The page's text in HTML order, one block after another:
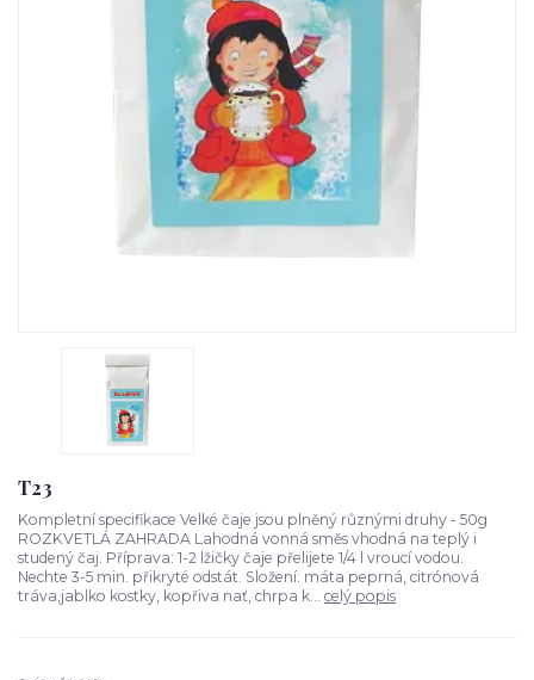
T23
Kompletní specifikace Velké čaje jsou plněný různými druhy - 50g
ROZKVETLÁ ZAHRADA Lahodná vonná směs vhodná na teplý i
studený čaj. Příprava: 1-2 lžičky čaje přelijete 1/4 l vroucí vodou.
Nechte 3-5 min. přikryté odstát. Složení: máta peprná, citrónová
tráva,jablko kostky, kopřiva nať, chrpa k... celý popis